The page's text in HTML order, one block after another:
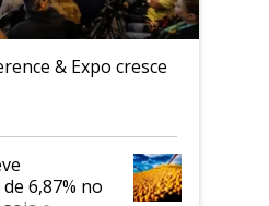
& Expo cresce
6,87% no